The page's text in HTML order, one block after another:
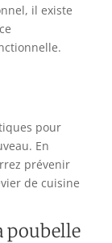
il existe
pour
En
prévenir
de cuisine
poubelle